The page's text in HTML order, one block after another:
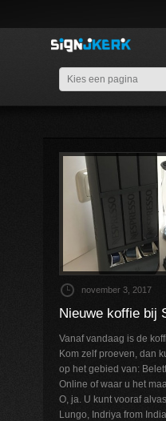
november 3, 2017
Nieuwe koffie bij
Vanaf vandaag is de
Kom zelf proeven, dan
op het gebied van:
Online of waar u het
O, ja. U kunt vooraf
Lungo, Indriya from